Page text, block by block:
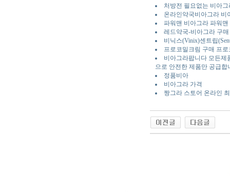
처방전 필요없는 비아
온라인약국비아그라 비
파워맨 비아그라 파워
레드약국-비아그라 구
비닉스(Vinix)센트립
프로코밀크림 구매 프
비아그라팝니다 모든제
으로 안전한 제품만 공급합
정품비아
비아그라 가격
짱그라 스토어 온라인